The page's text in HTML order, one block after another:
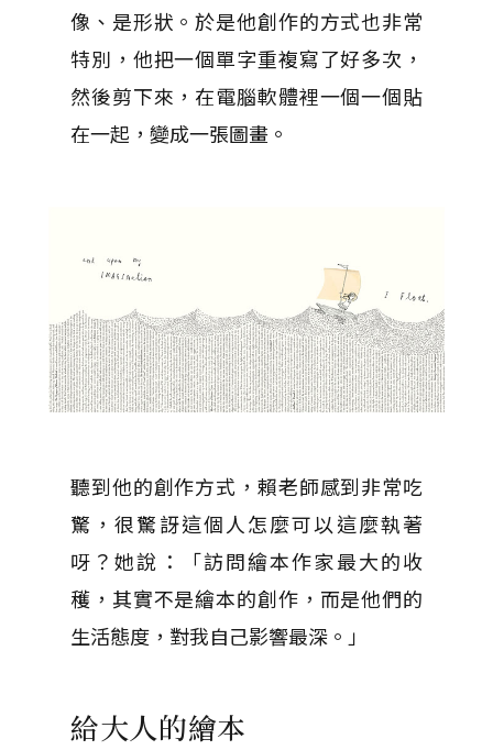
像、是形狀。於是他創作的方式也非常
特別，他把一個單字重複寫了好多次，
然後剪下來，在電腦軟體裡一個一個貼
在一起，變成一張圖畫。
聽到他的創作方式，賴老師感到非常吃
驚，很驚訝這個人怎麼可以這麼執著
呀？她說：「訪問繪本作家最大的收
穫，其實不是繪本的創作，而是他們的
生活態度，對我自己影響最深。」
給大人的繪本